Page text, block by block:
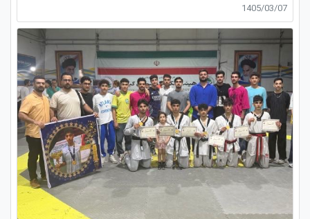
1405/03/07